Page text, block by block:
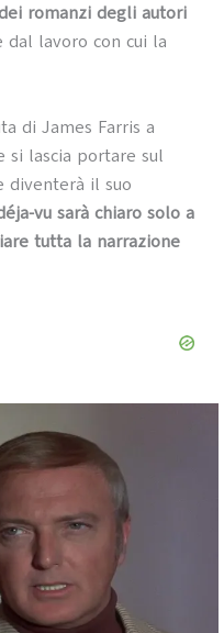
romanzi degli autori
lavoro con cui la
di James Farris a
si lascia portare sul
diventerà il suo
vu sarà chiaro solo a
tutta la narrazione